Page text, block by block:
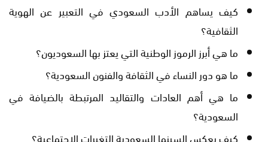
كيف يساهم الأدب السعودي في التعبير عن الهوية
الثقافية؟
ما هي أبرز الرموز الوطنية التي يعتز بها السعوديون؟
ما هو دور النساء في الثقافة والفنون السعودية؟
ما هي أهم العادات والتقاليد المرتبطة بالضيافة في
السعودية؟
كيف يعكس السينما السعودية التغيرات الاجتماعية؟